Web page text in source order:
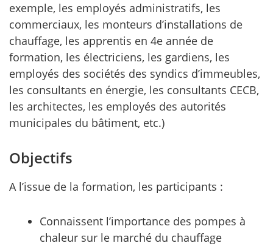
exemple, les employés administratifs, les
commerciaux, les monteurs d’installations de
chauffage, les apprentis en 4e année de
formation, les électriciens, les gardiens, les
employés des sociétés des syndics d’immeubles,
les consultants en énergie, les consultants CECB,
les architectes, les employés des autorités
municipales du bâtiment, etc.)
Objectifs
A l’issue de la formation, les participants :
Connaissent l’importance des pompes à
chaleur sur le marché du chauffage